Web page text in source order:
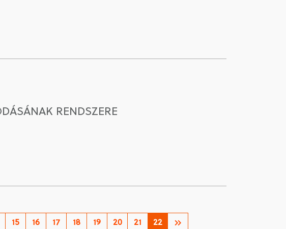
RENDSZERE
15 16 17 18 19 20 21 22